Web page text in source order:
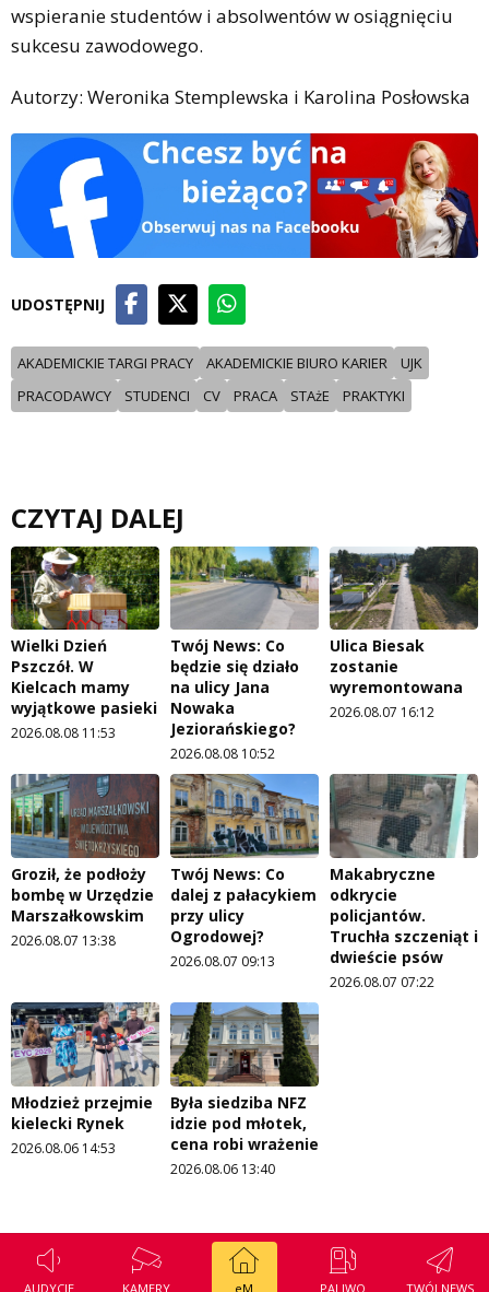
AUDYCJE KAMERY eM PALIWO TWÓJ NEWS
wspieranie studentów i absolwentów w osiągnięciu
sukcesu zawodowego.
Autorzy: Weronika Stemplewska i Karolina Posłowska
UDOSTĘPNIJ
AKADEMICKIE TARGI PRACY AKADEMICKIE BIURO KARIER
UJK
PRACODAWCY
STUDENCI CV PRACA STAżE PRAKTYKI
CZYTAJ DALEJ
Wielki Dzień
Pszczół. W
Kielcach mamy
wyjątkowe pasieki
2026.08.08 11:53
Twój News: Co
będzie się działo
na ulicy Jana
Nowaka
Jeziorańskiego?
2026.08.08 10:52
Ulica Biesak
zostanie
wyremontowana
2026.08.07 16:12
Groził, że podłoży
bombę w Urzędzie
Marszałkowskim
2026.08.07 13:38
Twój News: Co
dalej z pałacykiem
przy ulicy
Ogrodowej?
2026.08.07 09:13
Makabryczne
odkrycie
policjantów.
Truchła szczeniąt i
dwieście psów
2026.08.07 07:22
Młodzież przejmie
kielecki Rynek
2026.08.06 14:53
Była siedziba NFZ
idzie pod młotek,
cena robi wrażenie
2026.08.06 13:40